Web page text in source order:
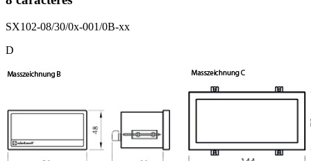
SX102-08/30/0x-001/0B-xx
D